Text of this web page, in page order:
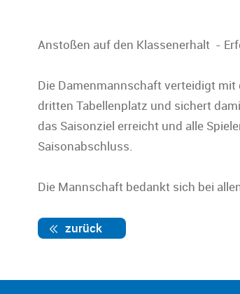
Anstoßen auf den Klassenerhalt -
Die Damenmannschaft verteidigt
dritten Tabellenplatz und sichert
das Saisonziel erreicht und alle
Saisonabschluss.
Die Mannschaft bedankt sich bei
zurück